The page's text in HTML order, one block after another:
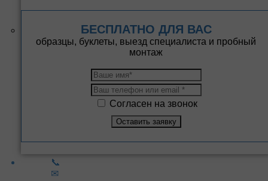
БЕСПЛАТНО ДЛЯ ВАС
образцы, буклеты, выезд специалиста и пробный
монтаж
Согласен на звонок
📞
✉